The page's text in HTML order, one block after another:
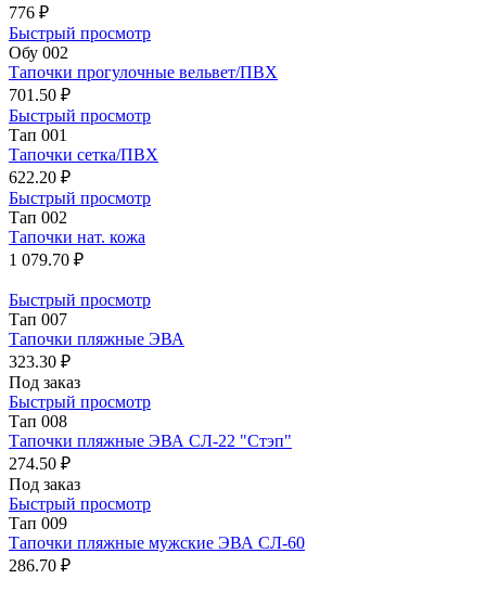
776 ₽
Быстрый просмотр
Обу 002
Тапочки прогулочные вельвет/ПВХ
701.50 ₽
Быстрый просмотр
Тап 001
Тапочки сетка/ПВХ
622.20 ₽
Быстрый просмотр
Тап 002
Тапочки нат. кожа
1 079.70 ₽
Быстрый просмотр
Тап 007
Тапочки пляжные ЭВА
323.30 ₽
Под заказ
Быстрый просмотр
Тап 008
Тапочки пляжные ЭВА СЛ-22 "Стэп"
274.50 ₽
Под заказ
Быстрый просмотр
Тап 009
Тапочки пляжные мужские ЭВА СЛ-60
286.70 ₽